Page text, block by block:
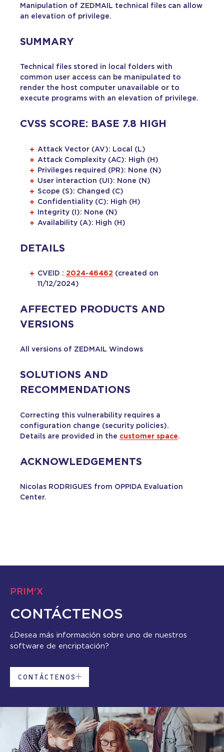
Manipulation of ZEDMAIL technical files can allow
an elevation of privilege.
SUMMARY
Technical files stored in local folders with
common user access can be manipulated to
render the host computer unavailable or to
execute programs with an elevation of privilege.
CVSS SCORE: BASE 7.8 HIGH
Attack Vector (AV): Local (L)
Attack Complexity (AC): High (H)
Privileges required (PR): None (N)
User interaction (UI): None (N)
Scope (S): Changed (C)
Confidentiality (C): High (H)
Integrity (I): None (N)
Availability (A): High (H)
DETAILS
CVEID : 2024-46462 (created on
11/12/2024)
AFFECTED PRODUCTS AND
VERSIONS
All versions of ZEDMAIL Windows
SOLUTIONS AND
RECOMMENDATIONS
Correcting this vulnerability requires a
configuration change (security policies).
Details are provided in the customer space.
ACKNOWLEDGEMENTS
Nicolas RODRIGUES from OPPIDA Evaluation
Center.
PRIM'X
CONTÁCTENOS
¿Desea más información sobre uno de nuestros
software de encriptación?
CONTÁCTENOS